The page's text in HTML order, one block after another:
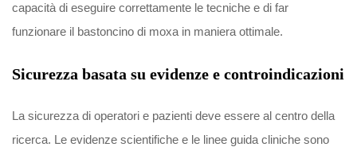
capacità di eseguire correttamente le tecniche e di far
funzionare il bastoncino di moxa in maniera ottimale.
Sicurezza basata su evidenze e controindicazioni
La sicurezza di operatori e pazienti deve essere al centro della
ricerca. Le evidenze scientifiche e le linee guida cliniche sono